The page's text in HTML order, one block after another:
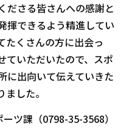
ださる皆さんへの感謝と
揮できるよう精進してい
たくさんの方に出会っ
ていただいたので、スポ
に出向いて伝えていきた
した。
ツ課（0798-35-3568）